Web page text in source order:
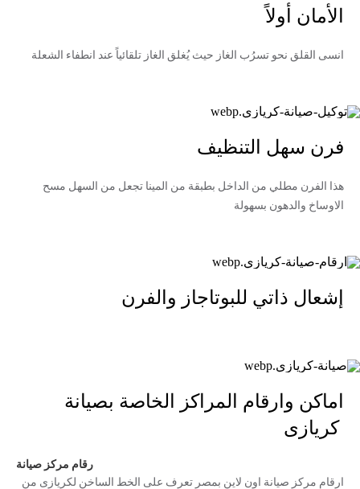
الأمان أولاً
انسى القلق نحو تسرُب الغاز حيث يُغلق الغاز تلقائياً عند انطفاء الشعلة
فرن سهل التنظيف
هذا الفرن مطلي من الداخل بطبقة من المينا تجعل من السهل مسح
الاوساخ والدهون بسهولة
إشعال ذاتي للبوتاجاز والفرن
اماكن وارقام المراكز الخاصة بصيانة
كريازى
رقام مركز صيانة
ارقام مركز صيانة اون لاين بمصر تعرف على الخط الساخن لكريازى من